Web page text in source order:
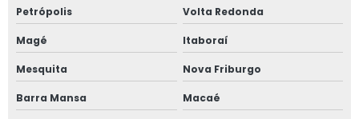
Contabilidade para comércio em são paulo
Contabilidade para condomínios
Contabilidade para construtoras
Petrópolis Volta Redonda
Magé Itaboraí
Mesquita Nova Friburgo
Barra Mansa Macaé